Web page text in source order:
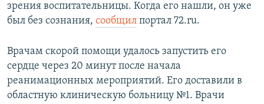
зрения воспитательницы. Когда его нашли, он уже
был без сознания, сообщил портал 72.ru.
Врачам скорой помощи удалось запустить его
сердце через 20 минут после начала
реанимационных мероприятий. Его доставили в
областную клиническую больницу №1. Врачи